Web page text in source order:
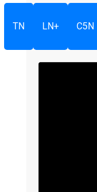
TN LN+ C5N